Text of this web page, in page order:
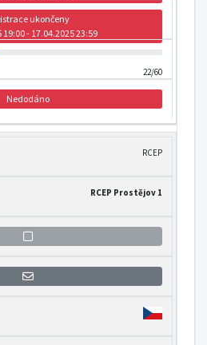
ukončeny
19:00 - 17.04.2025 23:59
22/60
Nedodáno
RCEP
RCEP Prostějov 1
Přihlášení se k informaci o otevření